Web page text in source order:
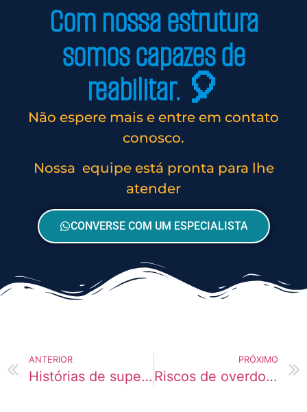
Com nossa estrutura
somos capazes de
reabilitar. 🎈
Não espere mais e entre em contato
conosco.
Nossa equipe está pronta para lhe
atender
CONVERSE COM UM ESPECIALISTA
ANTERIOR
Histórias de superação: gestantes que venceu a Cogumelos Mágicos
PRÓXIMO
Riscos de overdose de Clonazepam (Rivotril) para artistas